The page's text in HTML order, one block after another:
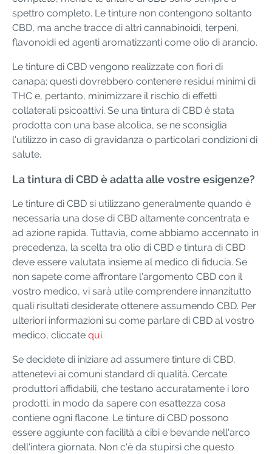
spettro completo. Le tinture non contengono soltanto
CBD, ma anche tracce di altri cannabinoidi, terpeni,
flavonoidi ed agenti aromatizzanti come olio di arancio.
Le tinture di CBD vengono realizzate con fiori di
canapa; questi dovrebbero contenere residui minimi di
THC e, pertanto, minimizzare il rischio di effetti
collaterali psicoattivi. Se una tintura di CBD è stata
prodotta con una base alcolica, se ne sconsiglia
l'utilizzo in caso di gravidanza o particolari condizioni di
salute.
La tintura di CBD è adatta alle vostre esigenze?
Le tinture di CBD si utilizzano generalmente quando è
necessaria una dose di CBD altamente concentrata e
ad azione rapida. Tuttavia, come abbiamo accennato in
precedenza, la scelta tra olio di CBD e tintura di CBD
deve essere valutata insieme al medico di fiducia. Se
non sapete come affrontare l'argomento CBD con il
vostro medico, vi sarà utile comprendere innanzitutto
quali risultati desiderate ottenere assumendo CBD. Per
ulteriori informazioni su come parlare di CBD al vostro
medico, cliccate qui.
Se decidete di iniziare ad assumere tinture di CBD,
attenetevi ai comuni standard di qualità. Cercate
produttori affidabili, che testano accuratamente i loro
prodotti, in modo da sapere con esattezza cosa
contiene ogni flacone. Le tinture di CBD possono
essere aggiunte con facilità a cibi e bevande nell'arco
dell'intera giornata. Non c'è da stupirsi che questo